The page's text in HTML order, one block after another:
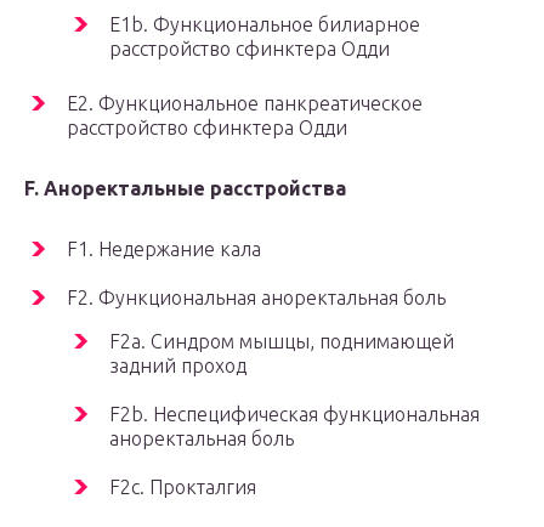
E1b. Функциональное билиарное
расстройство сфинктера Одди
E2. Функциональное панкреатическое
расстройство сфинктера Одди
F. Аноректальные расстройства
F1. Недержание кала
F2. Функциональная аноректальная боль
F2a. Синдром мышцы, поднимающей
задний проход
F2b. Неспецифическая функциональная
аноректальная боль
F2c. Прокталгия